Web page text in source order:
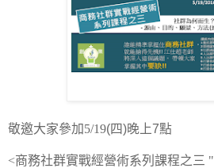
敬邀大家參加5/19(四)晚上7點
<商務社群實戰經營術系列 課程之三 "